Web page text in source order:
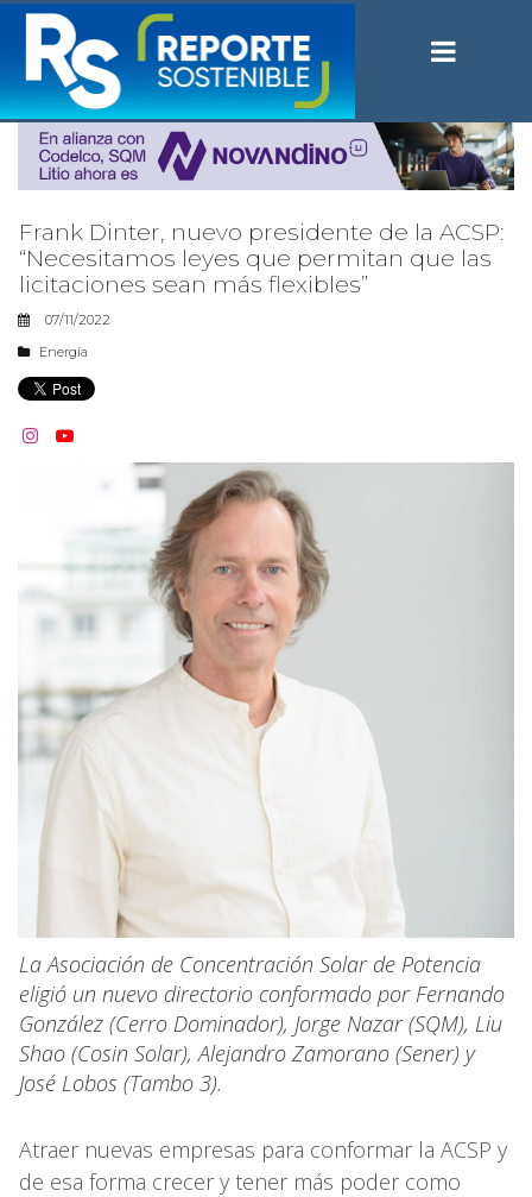
Frank Dinter, nuevo presidente de la ACSP:
“Necesitamos leyes que permitan que las
licitaciones sean más flexibles”
07/11/2022
Energía
 
La Asociación de Concentración Solar de Potencia
eligió un nuevo directorio conformado por Fernando
González (Cerro Dominador), Jorge Nazar (SQM), Liu
Shao (Cosin Solar), Alejandro Zamorano (Sener) y
José Lobos (Tambo 3).
Atraer nuevas empresas para conformar la ACSP y
de esa forma crecer y tener más poder como